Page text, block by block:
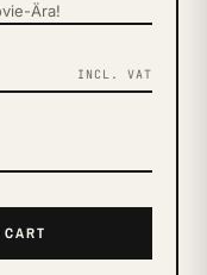
Ära!
INCL. VAT